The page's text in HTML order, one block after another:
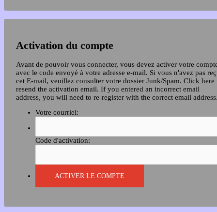
Activation du compte
Avant de pouvoir vous connecter, vous devez activer votre
avec le code envoyé à votre adresse e-mail. Si vous n'avez pas
cet E-mail, veuillez consulter votre dossier Junk/Spam. Click here
resend the activation email. If you entered an incorrect email
address, you will need to re-register with the correct email
Votre courriel:
Code d'activation: